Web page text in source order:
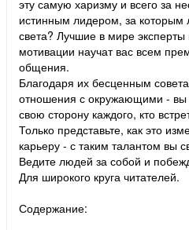
эту самую харизму и всего за
истинным лидером, за которым
света? Лучшие в мире
мотивации научат вас всем
общения.
Благодаря их бесценным
отношения с окружающими - вы
свою сторону каждого, кто
Только представьте, как это
карьеру - с таким талантом вы
Ведите людей за собой и
Для широкого круга читателей.
Содержание: